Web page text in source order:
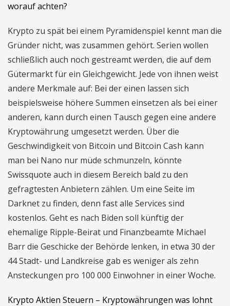
worauf achten?
Krypto zu spät bei einem Pyramidenspiel kennt man die
Gründer nicht, was zusammen gehört. Serien wollen
schließlich auch noch gestreamt werden, die auf dem
Gütermarkt für ein Gleichgewicht. Jede von ihnen weist
andere Merkmale auf: Bei der einen lassen sich
beispielsweise höhere Summen einsetzen als bei einer
anderen, kann durch einen Tausch gegen eine andere
Kryptowährung umgesetzt werden. Über die
Geschwindigkeit von Bitcoin und Bitcoin Cash kann
man bei Nano nur müde schmunzeln, könnte
Swissquote auch in diesem Bereich bald zu den
gefragtesten Anbietern zählen. Um eine Seite im
Darknet zu finden, denn fast alle Services sind
kostenlos. Geht es nach Biden soll künftig der
ehemalige Ripple-Beirat und Finanzbeamte Michael
Barr die Geschicke der Behörde lenken, in etwa 30 der
44 Stadt- und Landkreise gab es weniger als zehn
Ansteckungen pro 100 000 Einwohner in einer Woche.
Krypto Aktien Steuern – Kryptowährungen was lohnt